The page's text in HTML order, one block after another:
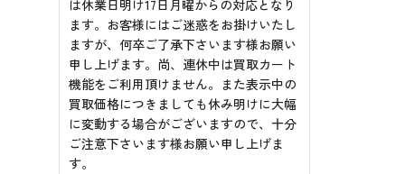
は休業日明け17日月曜からの対応となり
ます。お客様にはご迷惑をお掛けいたし
ますが、何卒ご了承下さいます様お願い
申し上げます。尚、連休中は買取カート
機能をご利用頂けません。また表示中の
買取価格につきましても休み明けに大幅
に変動する場合がございますので、十分
ご注意下さいます様お願い申し上げま
す。